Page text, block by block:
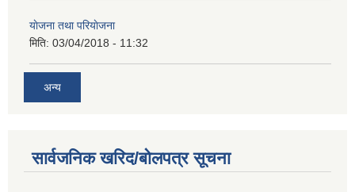
याेजना तथा परियाेजना
मिति: 03/04/2018 - 11:32
अन्य
सार्वजनिक खरिद/बोलपत्र सूचना